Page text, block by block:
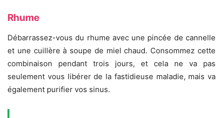
Rhume
Débarrassez-vous du rhume avec une pincée de cannelle
et une cuillère à soupe de miel chaud. Consommez cette
combinaison pendant trois jours, et cela ne va pas
seulement vous libérer de la fastidieuse maladie, mais va
également purifier vos sinus.